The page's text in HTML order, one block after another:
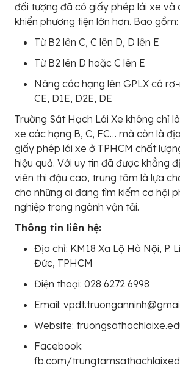
đối tượng đã có giấy phép lái xe và
khiển phương tiện lớn hơn. Bao gồm:
Từ B2 lên C, C lên D, D lên E
Từ B2 lên D hoặc C lên E
Nâng các hạng lên GPLX có rơ-
CE, D1E, D2E, DE
Trường Sát Hạch Lái Xe không chỉ
xe các hạng B, C, FC… mà còn là
giấy phép lái xe ở TPHCM chất
hiệu quả. Với uy tín đã được khẳng
viên thi đậu cao, trung tâm là lựa
cho những ai đang tìm kiếm cơ hội
nghiệp trong ngành vận tải.
Thông tin liên hệ:
Địa chỉ: KM18 Xa Lộ Hà Nội, P.
Đức, TPHCM
Điện thoại: 028 6272 6998
Email:
Website:
Facebook:
fb.com/